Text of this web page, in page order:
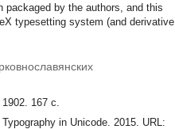
packaged by the authors, and this
typesetting system (and derivative
167 с.
in Unicode. 2015. URL: